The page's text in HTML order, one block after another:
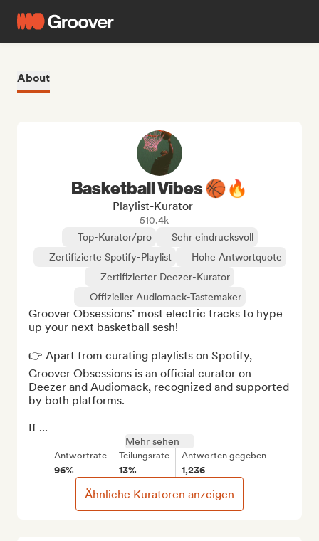
About
Basketball Vibes 🏀🔥
Playlist-Kurator
510.4k
Top-Kurator/pro
Sehr eindrucksvoll
Zertifizierte Spotify-Playlist
Hohe Antwortquote
Zertifizierter Deezer-Kurator
Offizieller Audiomack-Tastemaker
Groover Obsessions’ most electric tracks to hype
up your next basketball sesh!
👉 Apart from curating playlists on Spotify,
Groover Obsessions is an official curator on
Deezer and Audiomack, recognized and supported
by both platforms.
If ...
Mehr sehen
Antwortrate
96%
Teilungsrate
13%
Antworten gegeben
1,236
Ähnliche Kuratoren anzeigen